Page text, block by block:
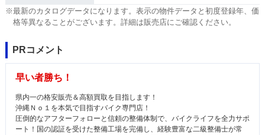
※最新のカタログデータになります。表示の物件データと初度登録年、価
格等異なることがございます。詳細は販売店にご確認ください。
PRコメント
早い者勝ち！
県内一の格安販売＆高額買取を目指します！
沖縄Ｎｏ１を本気で目指すバイク専門店！
圧倒的なアフターフォローと信頼の整備体制で、バイクライフを全力サポ
ート！国の認証を受けた整備工場を完備し、経験豊富な二級整備士が常